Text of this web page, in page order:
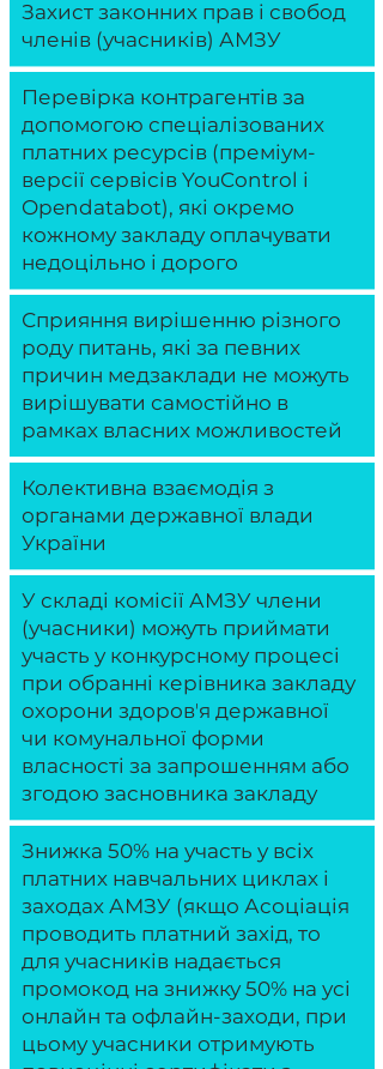
Захист законних прав і свобод
членів (учасників) АМЗУ
Перевірка контрагентів за
допомогою спеціалізованих
платних ресурсів (преміум-
версії сервісів YouControl і
Opendatabot), які окремо
кожному закладу оплачувати
недоцільно і дорого
Сприяння вирішенню різного
роду питань, які за певних
причин медзаклади не можуть
вирішувати самостійно в
рамках власних можливостей
Колективна взаємодія з
органами державної влади
України
У складі комісії АМЗУ члени
(учасники) можуть приймати
участь у конкурсному процесі
при обранні керівника закладу
охорони здоровʼя державної
чи комунальної форми
власності за запрошенням або
згодою засновника закладу
Знижка 50% на участь у всіх
платних навчальних циклах і
заходах АМЗУ (якщо Асоціація
проводить платний захід, то
для учасників надається
промокод на знижку 50% на усі
онлайн та офлайн-заходи, при
цьому учасники отримують